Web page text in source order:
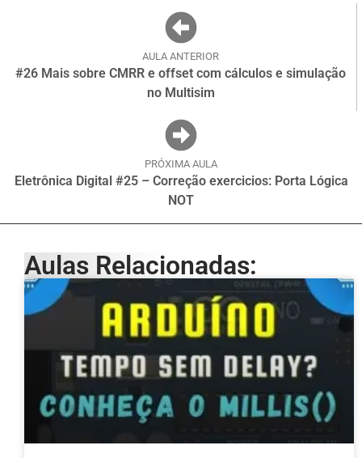
AULA ANTERIOR
#26 Mais sobre CMRR e offset com cálculos e simulação
no Multisim
PRÓXIMA AULA
Eletrônica Digital #25 – Correção exercicios: Porta Lógica
NOT
Aulas Relacionadas: